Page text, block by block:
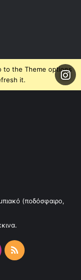
to the Theme options
it.
(ποδόσφαιρο,
RSS